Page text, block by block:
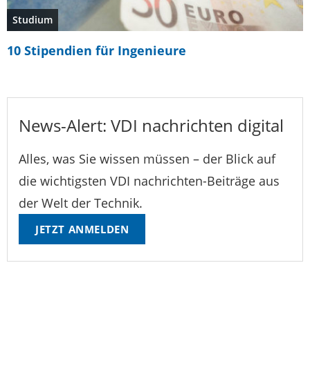
Studium
10 Stipendien für Ingenieure
News-Alert: VDI nachrichten digital
Alles, was Sie wissen müssen – der Blick auf
die wichtigsten VDI nachrichten-Beiträge aus
der Welt der Technik.
JETZT ANMELDEN